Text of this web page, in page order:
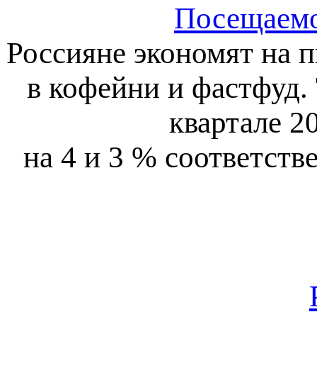
Россияне экономят на
в кофейни и фастфуд.
квартале
на 4 и 3 %